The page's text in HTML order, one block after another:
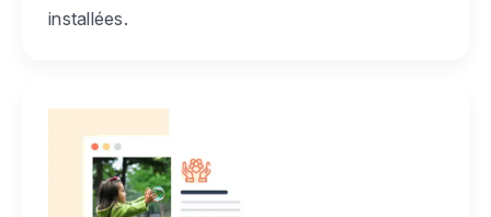
installées.